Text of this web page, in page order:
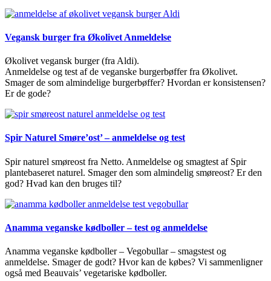
Vegansk burger fra Økolivet Anmeldelse
Økolivet vegansk burger (fra Aldi).
Anmeldelse og test af de veganske burgerbøffer fra Økolivet.
Smager de som almindelige burgerbøffer? Hvordan er konsistensen?
Er de gode?
Spir Naturel Smøre’ost’ – anmeldelse og test
Spir naturel smøreost fra Netto. Anmeldelse og smagtest af Spir
plantebaseret naturel. Smager den som almindelig smøreost? Er den
god? Hvad kan den bruges til?
Anamma veganske kødboller – test og anmeldelse
Anamma veganske kødboller – Vegobullar – smagstest og
anmeldelse. Smager de godt? Hvor kan de købes? Vi sammenligner
også med Beauvais’ vegetariske kødboller.